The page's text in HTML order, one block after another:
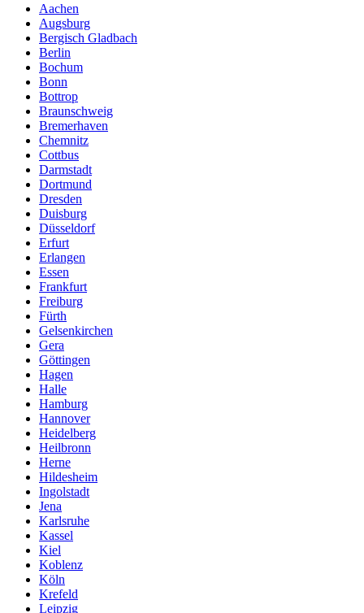
Aachen
Augsburg
Bergisch Gladbach
Berlin
Bochum
Bonn
Bottrop
Braunschweig
Bremerhaven
Chemnitz
Cottbus
Darmstadt
Dortmund
Dresden
Duisburg
Düsseldorf
Erfurt
Erlangen
Essen
Frankfurt
Freiburg
Fürth
Gelsenkirchen
Gera
Göttingen
Hagen
Halle
Hamburg
Hannover
Heidelberg
Heilbronn
Herne
Hildesheim
Ingolstadt
Jena
Karlsruhe
Kassel
Kiel
Koblenz
Köln
Krefeld
Leipzig